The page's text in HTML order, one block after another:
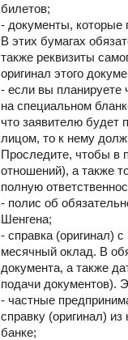
билетов;
- документы, которые
В этих бумагах
также реквизиты
оригинал этого
- если вы планируете
на специальном
что заявителю будет
лицом, то к нему
Проследите, чтобы в
отношений), а также
полную
- полис об
Шенгена;
- справка (оригинал)
месячный оклад. В
документа, а также
подачи документов).
- частные
справку (оригинал)
банке;